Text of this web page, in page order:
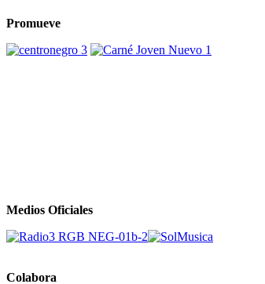
Promueve
Medios Oficiales
Colabora